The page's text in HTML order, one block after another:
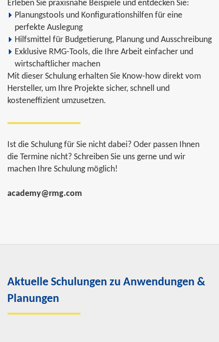
Erleben Sie praxisnahe Beispiele und entdecken Sie:
Planungstools und Konfigurationshilfen für eine
perfekte Auslegung
Hilfsmittel für Budgetierung, Planung und Ausschreibung
Exklusive RMG-Tools, die Ihre Arbeit einfacher und
wirtschaftlicher machen
Mit dieser Schulung erhalten Sie Know-how direkt vom
Hersteller, um Ihre Projekte sicher, schnell und
kosteneffizient umzusetzen.
Ist die Schulung für Sie nicht dabei? Oder passen Ihnen
die Termine nicht? Schreiben Sie uns gerne und wir
machen Ihre Schulung möglich!
academy@rmg.com
Aktuelle Schulungen zu Anwendungen &
Planungen